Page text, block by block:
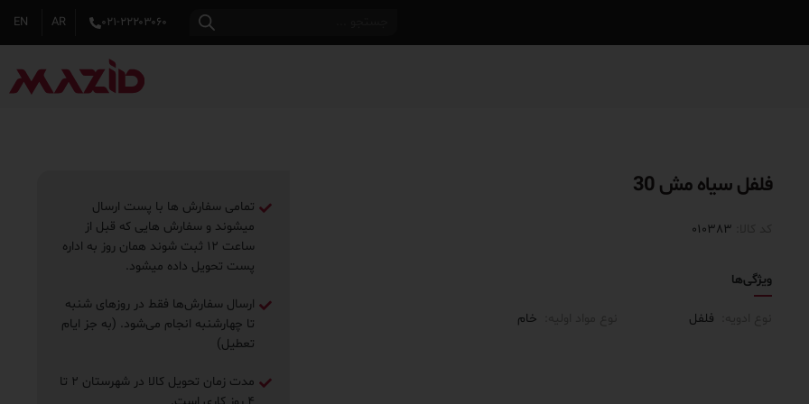
۰۲۱-۲۲۲۰۳۰۶۰ AR
EN
فلفل سیاه مش 30
010383
ویژگی‌ها
فلفل خام
تمامی سفارش ها با پست ارسال
میشوند و سفارش هایی که قبل از
ساعت ۱۲ ثبت شوند همان روز به اداره
پست تحویل داده میشود.
ارسال سفارش‌ها فقط در روزهای شنبه
تا چهارشنبه انجام می‌شود. (به جز ایام
تعطیل)
مدت زمان تحویل کالا در شهرستان ۲ تا